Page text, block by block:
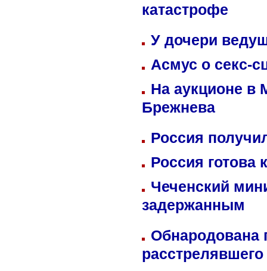
катастрофе
У дочери
Асмус о секс-
На аукционе в
Брежнева
Россия
Россия готова
Чеченский
задержанным
Обнародована